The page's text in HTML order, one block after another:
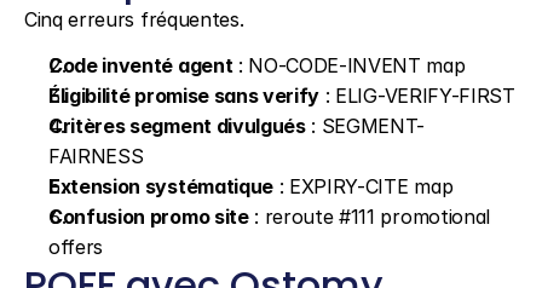
Cinq erreurs fréquentes.
Code inventé agent : NO-CODE-INVENT map
Éligibilité promise sans verify : ELIG-VERIFY-FIRST
Critères segment divulgués : SEGMENT-
FAIRNESS
Extension systématique : EXPIRY-CITE map
Confusion promo site : reroute #111 promotional
offers